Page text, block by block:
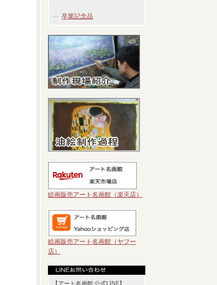
卒業記念品
絵画販売アート名画館（楽天店）
絵画販売アート名画館（ヤフー
店）
【アート名画館 公式LINE】